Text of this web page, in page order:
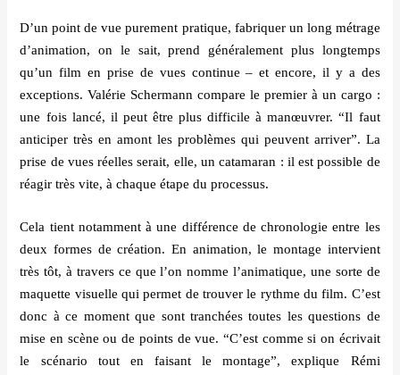
D’un point de vue purement pratique, fabriquer un long métrage
d’animation, on le sait, prend généralement plus longtemps
qu’un film en prise de vues continue – et encore, il y a des
exceptions. Valérie Schermann compare le premier à un cargo :
une fois lancé, il peut être plus difficile àmanœuvrer. “Il faut
anticiper très en amont les problèmes qui peuvent arriver”. La
prise de vues réelles serait, elle, un catamaran : il est possible de
réagir très vite,àchaqueétape du processus.
Cela tient notamment à une différence de chronologie entre les
deux formes de création. En animation, le montage intervient
très tôt,à travers ce que l’on nomme l’animatique, une sorte de
maquette visuelle qui permet de trouver le rythme du film. C’est
donc à ce moment que sont tranchées toutes les questions de
mise en scène ou de points de vue. “C’est comme si on écrivait
le scénario tout en faisant le montage”, explique Rémi